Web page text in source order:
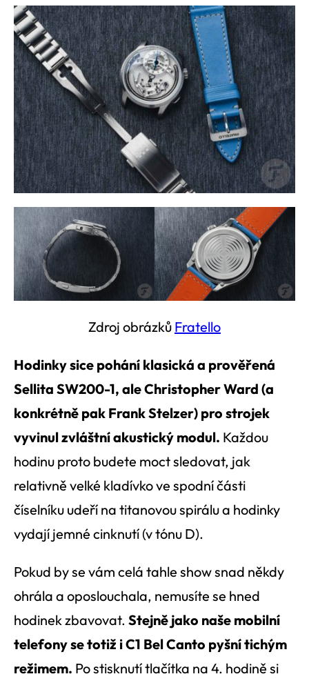
Zdroj obrázků Fratello
Hodinky sice pohání klasická a prověřená
Sellita SW200-1, ale Christopher Ward (a
konkrétně pak Frank Stelzer) pro strojek
vyvinul zvláštní akustický modul. Každou
hodinu proto budete moct sledovat, jak
relativně velké kladívko ve spodní části
číselníku udeří na titanovou spirálu a hodinky
vydají jemné cinknutí (v tónu D).
Pokud by se vám celá tahle show snad někdy
ohrála a oposlouchala, nemusíte se hned
hodinek zbavovat. Stejně jako naše mobilní
telefony se totiž i C1 Bel Canto pyšní tichým
režimem. Po stisknutí tlačítka na 4. hodině si